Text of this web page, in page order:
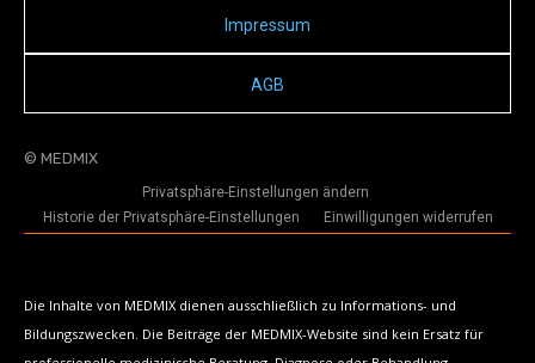
Impressum
AGB
© MEDMIX
Privatsphäre-Einstellungen ändern
Historie der Privatsphäre-Einstellungen
Einwilligungen widerrufen
Die Inhalte von MEDMIX dienen ausschließlich zu Informations- und
Bildungszwecken. Die Beiträge der MEDMIX-Website sind kein Ersatz für